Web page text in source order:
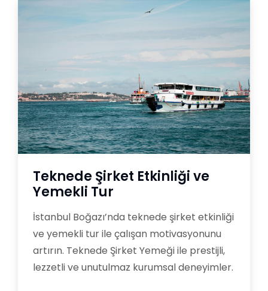
Teknede Şirket Etkinliği ve
Yemekli Tur
İstanbul Boğazı’nda teknede şirket etkinliği
ve yemekli tur ile çalışan motivasyonunu
artırın. Teknede Şirket Yemeği ile prestijli,
lezzetli ve unutulmaz kurumsal deneyimler.